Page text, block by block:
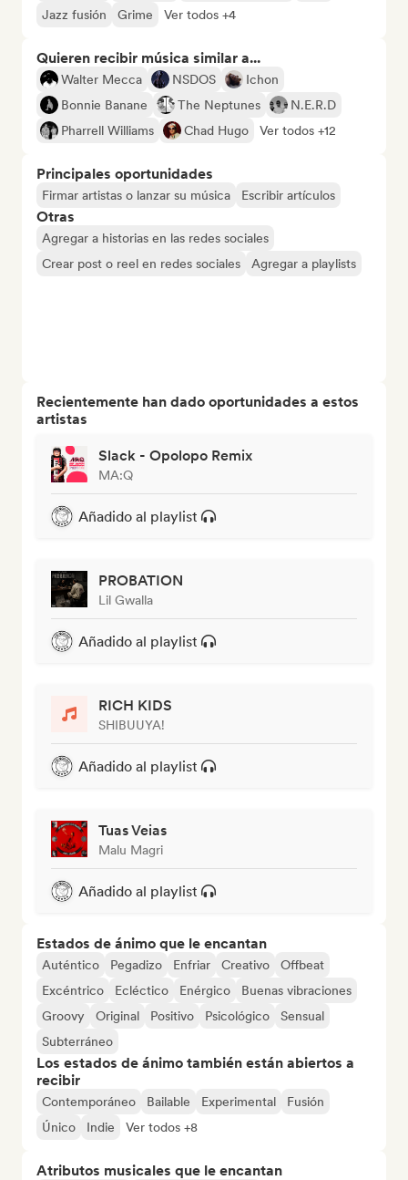
Jazz fusión
Grime Ver todos +4
Quieren recibir música similar a...
Walter Mecca NSDOS
Ichon
Bonnie Banane
The Neptunes
N.E.R.D
Pharrell Williams
Chad Hugo Ver todos +12
Principales oportunidades
Firmar artistas o lanzar su música Escribir artículos
Otras
Agregar a historias en las redes sociales
Crear post o reel en redes sociales
Agregar a playlists
Recientemente han dado oportunidades a estos
artistas
Slack - Opolopo Remix
MA:Q
Añadido al playlist
PROBATION
Lil Gwalla
Añadido al playlist
RICH KIDS
SHIBUUYA!
Añadido al playlist
Tuas Veias
Malu Magri
Añadido al playlist
Estados de ánimo que le encantan
Auténtico Pegadizo Enfriar Creativo
Offbeat
Excéntrico
Ecléctico Enérgico
Buenas vibraciones
Groovy
Original Positivo Psicológico
Sensual
Subterráneo
Los estados de ánimo también están abiertos a
recibir
Contemporáneo Bailable Experimental
Fusión
Único
Indie Ver todos +8
Atributos musicales que le encantan